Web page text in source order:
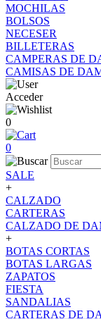
MOCHILAS
BOLSOS
NECESER
BILLETERAS
CAMPERAS DE
CAMISAS DE
Acceder
0
0
SALE
+
CALZADO
CARTERAS
CALZADO DE
+
BOTAS CORTAS
BOTAS LARGAS
ZAPATOS
FIESTA
SANDALIAS
CARTERAS DE